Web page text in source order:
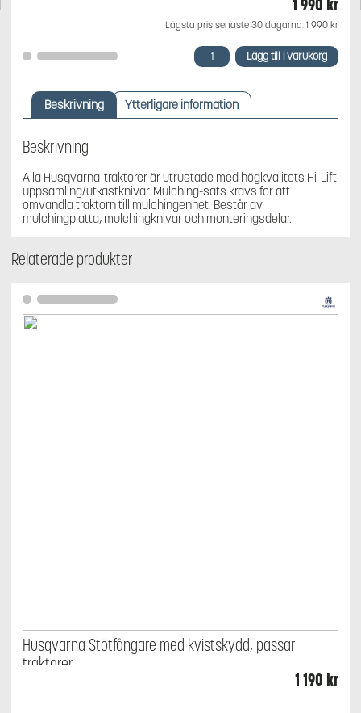
1 990 kr
Lägsta pris senaste 30 dagarna: 1 990 kr
Husqvarna
Bioclip-
med
kniv
(Rapid
Replace)
mängd
Lägg till i varukorg
Beskrivning Ytterligare information
Beskrivning
Alla Husqvarna-traktorer är utrustade med högkvalitets Hi-Lift
uppsamling/utkastknivar. Mulching-sats krävs för att
omvandla traktorn till mulchingenhet. Består av
mulchingplatta, mulchingknivar och monteringsdelar.
Relaterade produkter
Husqvarna Stötfångare med kvistskydd, passar
traktorer
1 190 kr